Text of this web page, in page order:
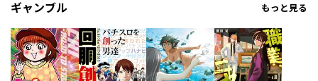
ギャンブル もっと見る